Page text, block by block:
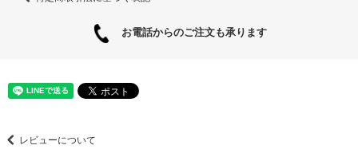
お電話からのご注文も承ります
レビューについて